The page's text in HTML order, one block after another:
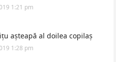
1:21 pm
așteapă al doilea copilaș
1:28 pm